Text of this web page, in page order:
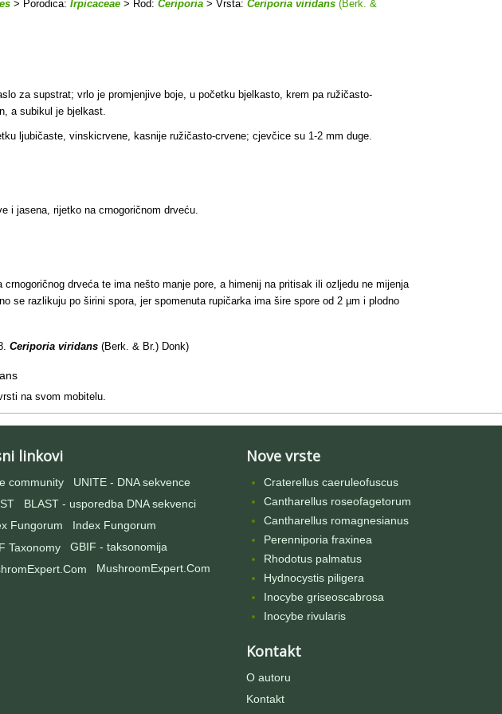
> Porodica: Irpicaceae > Rod: Ceriporia > Vrsta: Ceriporia viridans (Berk. &
za supstrat; vrlo je promjenjive boje, u početku bjelkasto, krem pa ružičasto-
a subikul je bjelkast.
ljubičaste, vinskicrvene, kasnije ružičasto-crvene; cjevčice su 1-2 mm duge.
i jasena, rijetko na crnogoričnom drveću.
crnogoričnog drveća te ima nešto manje pore, a himenij na pritisak ili ozljedu ne mijenja
se razlikuju po širini spora, jer spomenuta rupičarka ima šire spore od 2 µm i plodno
Ceriporia viridans (Berk. & Br.) Donk)
na svom mobitelu.
linkovi
UNITE - DNA sekvence
BLAST - usporedba DNA sekvenci
Index Fungorum
GBIF - taksonomija
MushroomExpert.Com
Nove vrste
Craterellus caeruleofuscus
Cantharellus roseofagetorum
Cantharellus romagnesianus
Perenniporia fraxinea
Rhodotus palmatus
Hydnocystis piligera
Inocybe griseoscabrosa
Inocybe rivularis
Kontakt
O autoru
Kontakt